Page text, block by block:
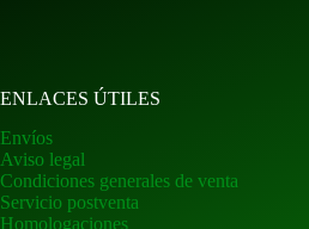
ENLACES ÚTILES
Envíos
Aviso legal
Condiciones generales de venta
Servicio postventa
Homologaciones